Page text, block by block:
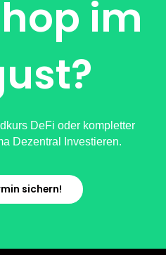
im
DeFi oder kompletter
Dezentral Investieren.
sichern!